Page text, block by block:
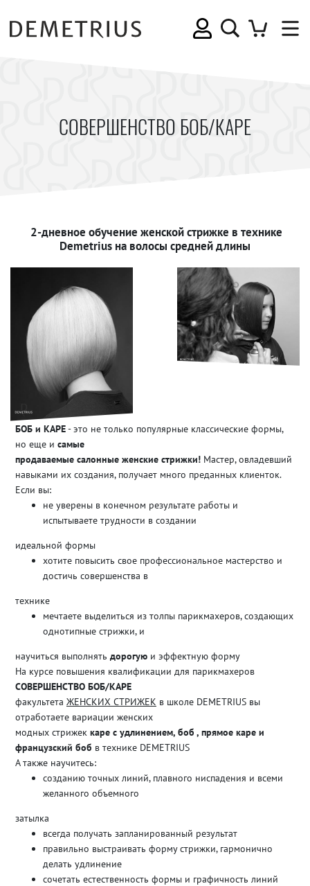
СОВЕРШЕНСТВО БОБ/КАРЕ
2-дневное обучение женской стрижке в технике
Demetrius на волосы средней длины
БОБ и КАРЕ- это не только популярные классические формы,
но еще и самые
продаваемые салонные женские стрижки! Мастер, овладевший
навыками их создания, получает много преданных клиенток.
Если вы:
не уверены в конечном результате работы и
испытываете трудности в создании
идеальной формы
хотите повысить свое профессиональное мастерство и
достичь совершенства в
технике
мечтаете выделиться из толпы парикмахеров, создающих
однотипные стрижки, и
научиться выполнять дорогую и эффектную форму
На курсе повышения квалификации для парикмахеров
СОВЕРШЕНСТВО БОБ/КАРЕ
факультета ЖЕНСКИХ СТРИЖЕК в школе DEMETRIUS вы
отработаете вариации женских
модных стрижек каре с удлинением, боб , прямое каре и
французский боб в технике DEMETRIUS
А также научитесь:
созданию точных линий, плавного ниспадения и всеми
желанного объемного
затылка
всегда получать запланированный результат
правильно выстраивать форму стрижки, гармонично
делать удлинение
сочетать естественность формы и графичность линий